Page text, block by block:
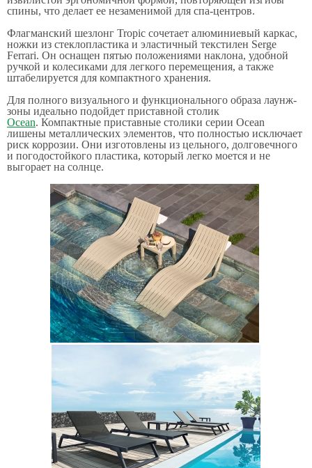
спины, что делает ее незаменимой для спа-центров.
Флагманский шезлонг Tropic сочетает алюминиевый каркас,
ножки из стеклопластика и эластичный текстилен Serge
Ferrari. Он оснащен пятью положениями наклона, удобной
ручкой и колесиками для легкого перемещения, а также
штабелируется для компактного хранения.
Для полного визуального и функционального образа лаунж-
зоны идеально подойдет приставной столик
Ocean. Компактные приставные столики серии Ocean
лишены металлических элементов, что полностью исключает
риск коррозии. Они изготовлены из цельного, долговечного
и погодостойкого пластика, который легко моется и не
выгорает на солнце.